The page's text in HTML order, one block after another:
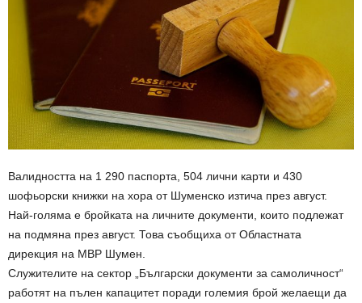
Валидността на 1 290 паспорта, 504 лични карти и 430
шофьорски книжки на хора от Шуменско изтича през август.
Най-голяма е бройката на личните документи, които подлежат
на подмяна през август. Това съобщиха от Областната
дирекция на МВР Шумен.
Служителите на сектор „Български документи за самоличност“
работят на пълен капацитет поради големия брой желаещи да